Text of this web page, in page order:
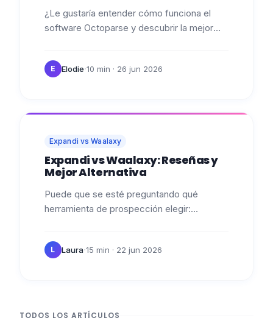
¿Le gustaría entender cómo funciona el
software Octoparse y descubrir la mejor
E Elodie·10 min · 26 jun 2026
Expandi vs Waalaxy
Expandi vs Waalaxy: Reseñas y
Mejor Alternativa
Puede que se esté preguntando qué
herramienta de prospección elegir:
ambas…
L Laura·15 min · 22 jun 2026
TODOS LOS ARTÍCULOS